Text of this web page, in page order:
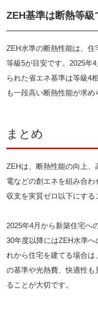
ZEH基準は断熱等級
ZEH水準の断熱性能は、
等級5が目安です。2025年
られた省エネ基準は等級4
も一段高い断熱性能が求め
まとめ
ZEHは、断熱性能の向上
電などの創エネを組み合
収支を実質ゼロ以下にする
2025年4月から新築住宅へ
30年度以降にはZEH水準
れから住宅を建てる場合
の基準や光熱費、快適性
ることが大切です。